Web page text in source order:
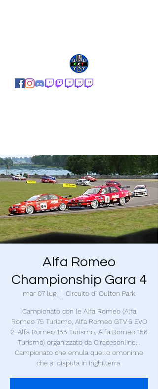
Alfa Romeo
Championship Gara 4
mar 07 lug
  |
Circuito di Oulton Park
Campionato con le Alfa Romeo (Alfa
Romeo 75 Turismo, Alfa Romeo GTV 6 EVO
2, Alfa Romeo 155 Turismo, Alfa Romeo 156
Turismo) organizzato da Ciracesonline...
Campionato che emula quello omonimo
che si disputa in inghilterra.